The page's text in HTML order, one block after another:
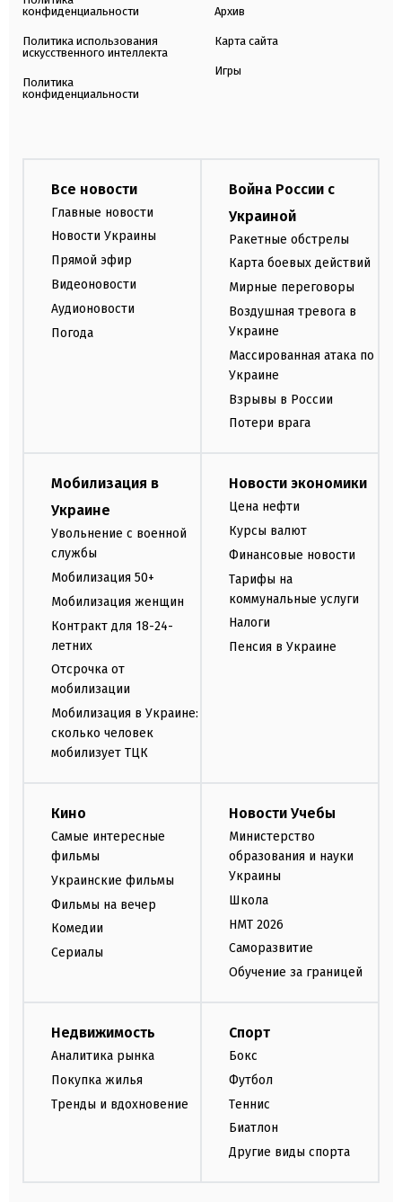
конфиденциальности
Политика использования
искусственного интеллекта
Политика
конфиденциальности
Архив
Карта сайта
Игры
Все новости
Главные новости
Новости Украины
Прямой эфир
Видеоновости
Аудионовости
Погода
Война России с
Украиной
Ракетные обстрелы
Карта боевых действий
Мирные переговоры
Воздушная тревога в
Украине
Массированная атака по
Украине
Взрывы в России
Потери врага
Мобилизация в
Украине
Увольнение с военной
службы
Мобилизация 50+
Мобилизация женщин
Контракт для 18-24-
летних
Отсрочка от
мобилизации
Мобилизация в Украине:
сколько человек
мобилизует ТЦК
Новости экономики
Цена нефти
Курсы валют
Финансовые новости
Тарифы на
коммунальные услуги
Налоги
Пенсия в Украине
Кино
Самые интересные
фильмы
Украинские фильмы
Фильмы на вечер
Комедии
Сериалы
Новости Учебы
Министерство
образования и науки
Украины
Школа
НМТ 2026
Саморазвитие
Обучение за границей
Недвижимость
Аналитика рынка
Покупка жилья
Тренды и вдохновение
Спорт
Бокс
Футбол
Теннис
Биатлон
Другие виды спорта